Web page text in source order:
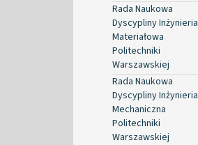
Rada Naukowa
Dyscypliny Inżynieria
Materiałowa
Politechniki
Warszawskiej
Rada Naukowa
Dyscypliny Inżynieria
Mechaniczna
Politechniki
Warszawskiej